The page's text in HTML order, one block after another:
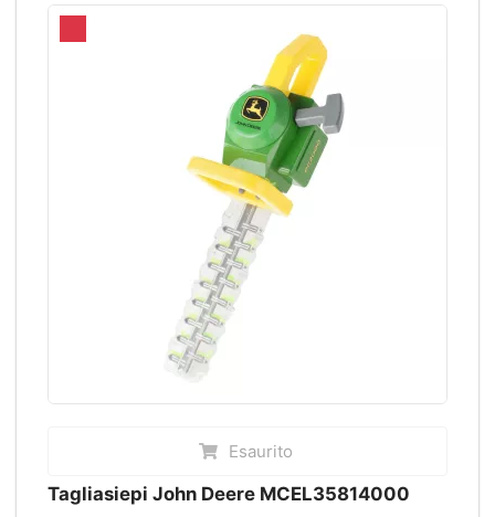
Esaurito
Tagliasiepi John Deere MCEL35814000